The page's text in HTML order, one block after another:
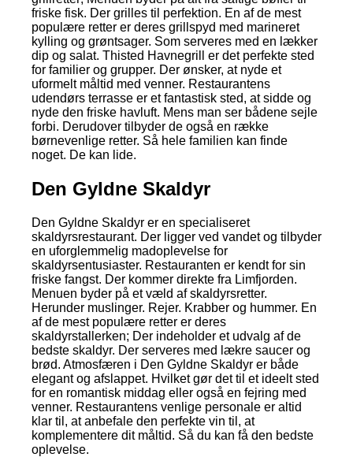
friske fisk. Der grilles til perfektion. En af de mest
populære retter er deres grillspyd med marineret
kylling og grøntsager. Som serveres med en lækker
dip og salat. Thisted Havnegrill er det perfekte sted
for familier og grupper. Der ønsker, at nyde et
uformelt måltid med venner. Restaurantens
udendørs terrasse er et fantastisk sted, at sidde og
nyde den friske havluft. Mens man ser bådene sejle
forbi. Derudover tilbyder de også en række
børnevenlige retter. Så hele familien kan finde
noget. De kan lide.
Den Gyldne Skaldyr
Den Gyldne Skaldyr er en specialiseret
skaldyrsrestaurant. Der ligger ved vandet og tilbyder
en uforglemmelig madoplevelse for
skaldyrsentusiaster. Restauranten er kendt for sin
friske fangst. Der kommer direkte fra Limfjorden.
Menuen byder på et væld af skaldyrsretter.
Herunder muslinger. Rejer. Krabber og hummer. En
af de mest populære retter er deres
skaldyrstallerken; Der indeholder et udvalg af de
bedste skaldyr. Der serveres med lækre saucer og
brød. Atmosfæren i Den Gyldne Skaldyr er både
elegant og afslappet. Hvilket gør det til et ideelt sted
for en romantisk middag eller også en fejring med
venner. Restaurantens venlige personale er altid
klar til, at anbefale den perfekte vin til, at
komplementere dit måltid. Så du kan få den bedste
oplevelse.